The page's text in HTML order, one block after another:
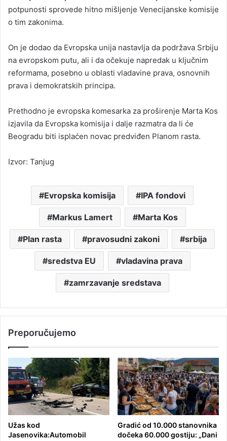
potpunosti sprovede hitno mišljenje Venecijanske komisije
o tim zakonima.
On je dodao da Evropska unija nastavlja da podržava Srbiju
na evropskom putu, ali i da očekuje napredak u ključnim
reformama, posebno u oblasti vladavine prava, osnovnih
prava i demokratskih principa.
Prethodno je evropska komesarka za proširenje Marta Kos
izjavila da Evropska komisija i dalje razmatra da li će
Beogradu biti isplaćen novac predviđen Planom rasta.
Izvor: Tanjug
Evropska komisija IPA fondovi
Markus Lamert Marta Kos
Plan rasta pravosudni zakoni srbija
sredstva EU vladavina prava
zamrzavanje sredstava
Preporučujemo
Užas kod
Jasenovika:Automobil
Gradić od 10.000 stanovnika
dočeka 60.000 gostiju: „Dani